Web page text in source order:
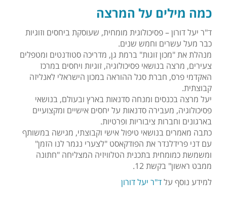
כמה מילים על המרצה
ד"ר יעל דורון – פסיכולוגית מומחית, שעוסקת ביחסים וזוגיות
כבר מעל עשרים וחמש שנים.
מנהלת את "מכון זוגות" ברמת גן, מדריכה סטודנטים ומטפלים
צעירים, מרצה בנושאי פסיכולוגיה, זוגיות ויחסים במרכז
האקדמי פרס, חברת סגל ההוראה במכון הישראלי לאנליזה
קבוצתית.
יעל מרצה בכנסים ומנחה סדנאות בארץ ובעולם, בנושאי
פסיכולוגיה, מעבירה סדנאות על יחסים אישיים ומקצועיים
בארגונים וחברות ציבוריות ופרטיות.
כתבה מאמרים בנושאי טיפול אישי וקבוצתי, מגישה במשותף
עם דני פרידלנדר את הפודקאסט "לצערי נגמר לנו הזמן"
ומשמשת כמומחית בתכנית הטלוויזיה המצליחה "חתונה
ממבט ראשון" בקשת 12.
למידע נוסף עלד"ר יעל דורון